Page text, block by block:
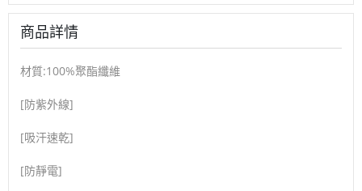
商品詳情
材質:100%聚酯纖維
[防紫外線]
[吸汗速乾]
[防靜電]